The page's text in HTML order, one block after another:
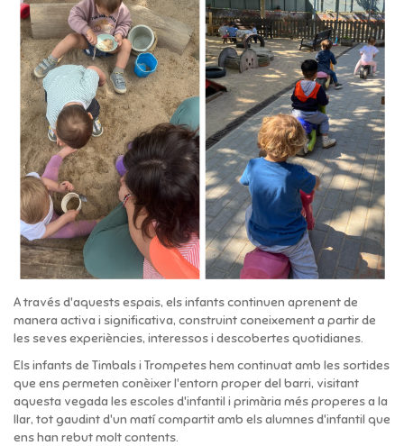
A través d'aquests espais, els infants continuen aprenent de
manera activa i significativa, construint coneixement a partir de
les seves experiències, interessos i descobertes quotidianes.
Els infants de Timbals i Trompetes hem continuat amb les sortides
que ens permeten conèixer l'entorn proper del barri, visitant
aquesta vegada les escoles d'infantil i primària més properes a la
llar, tot gaudint d'un matí compartit amb els alumnes d'infantil que
ens han rebut molt contents.